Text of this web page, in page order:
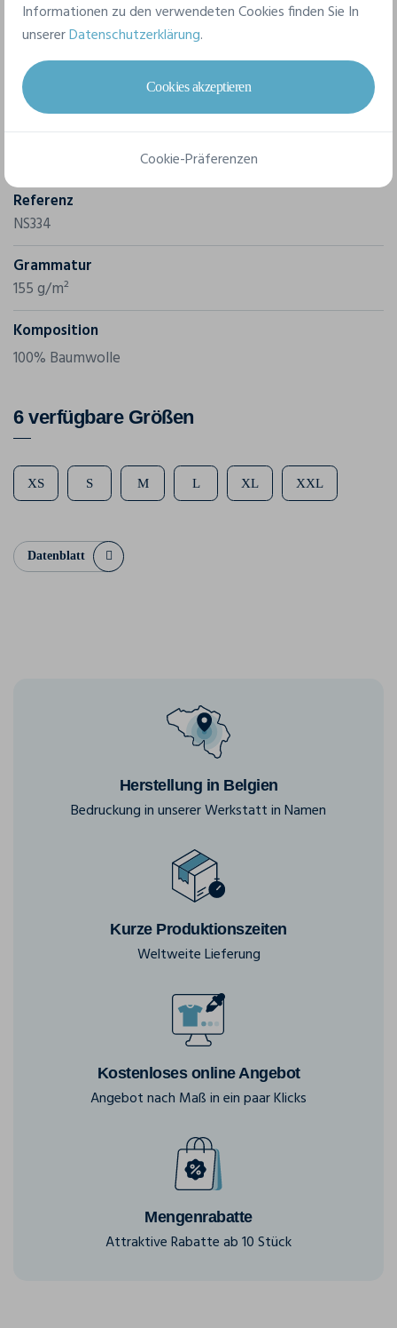
Merkmale
Marke
Referenz
NS334
Grammatur
155 g/m²
Komposition
100% Baumwolle
6 verfügbare Größen
XS S M L XL XXL
Datenblatt
Herstellung in Belgien
Bedruckung in unserer Werkstatt in Namen
Kurze Produktionszeiten
Weltweite Lieferung
Kostenloses online Angebot
Angebot nach Maß in ein paar Klicks
Mengenrabatte
Attraktive Rabatte ab 10 Stück
Informationen zu den verwendeten Cookies finden Sie In
unsererDatenschutzerklärung.
Cookies akzeptieren
Cookie-Präferenzen